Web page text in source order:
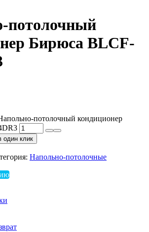
потолочный
Бирюса BLCF-
потолочный кондиционер
один клик
Напольно-потолочные